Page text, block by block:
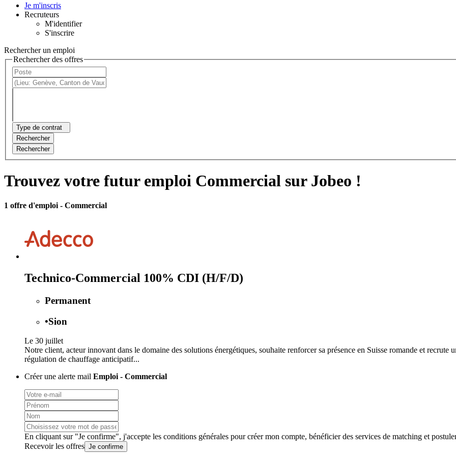
Je m'inscris
Recruteurs
M'identifier
S'inscrire
Rechercher un emploi
Rechercher des offres
Type de contrat
Rechercher
Rechercher
Trouvez votre futur emploi Commercial sur Jobeo !
1 offre d'emploi - Commercial
Technico-Commercial 100% CDI (H/F/D)
Permanent
•Sion
Le 30 juillet
Notre client, acteur innovant dans le domaine des solutions énergétiques, souhaite renforcer sa présence en Suisse romande et
régulation de chauffage anticipatif...
Créer une alerte mail Emploi - Commercial
En cliquant sur "Je confirme", j'accepte les conditions générales pour créer mon compte, bénéficier des services de matching et
Recevoir les offres Je confirme